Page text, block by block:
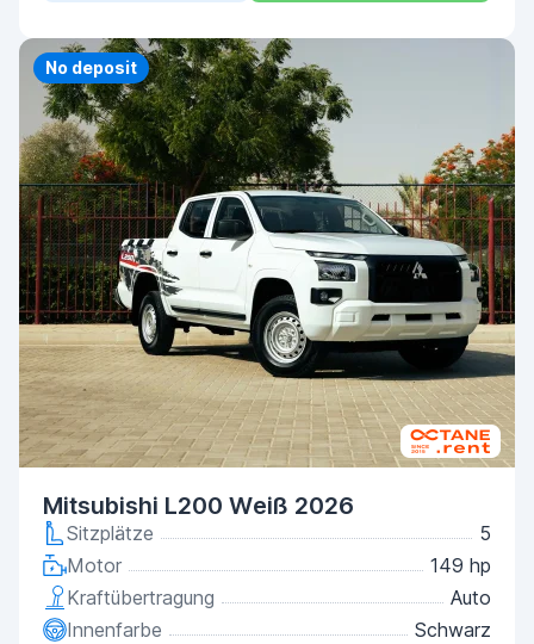
No deposit
Mitsubishi L200 Weiß 2026
Sitzplätze
5
Motor
149 hp
Kraftübertragung
Auto
Innenfarbe
Schwarz